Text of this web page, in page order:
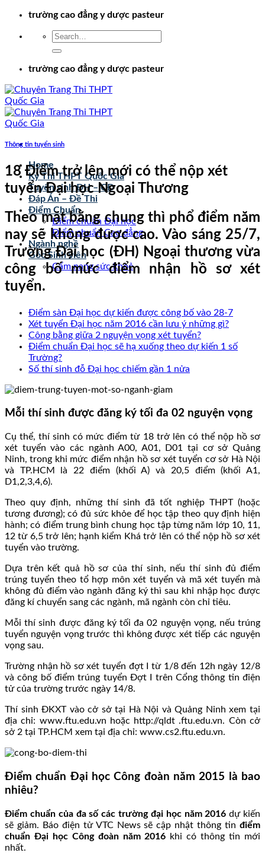
Chuyểntrường cao đẳng y dược pasteur
trường cao đẳng y dược pasteur
Home
Kỳ Thi THPT Quốc Gia
Tuyển sinh ĐH – CĐ
Đáp Án – Đề Thi
Điểm Chuẩn
Điểm chuẩn Đại học
Điểm chuẩn Cao đẳng
Ngành nghề
Góc Sinh viên
Cẩm nang sức khoẻ
Thông tin tuyển sinh
18 Điểm trở lên mới có thể nộp xét
tuyển Đại học Ngoại Thương
Theo mặt bằng chung thì phổ điểm năm
nay sẽ không được cao. Vào sáng 25/7,
Trường Đại học (ĐH) Ngoại thương vừa
công bố mức điểm nhận hồ sơ xét
tuyển.
Điểm sàn Đại học dự kiến được công bố vào 28-7
Xét tuyển Đại học năm 2016 cần lưu ý những gì?
Công bằng giữa 2 nguyện vọng xét tuyển?
Điểm chuẩn Đại học sẽ hạ xuống theo dự kiến 1 số
Trường?
Số thí sinh đỗ Đại học chiếm gần 1 nửa
Mỗi thí sinh được đăng ký tối đa 02 nguyện vọng
Cụ thể, thí sinh có mức điểm từ 18 trở lên có thể nộp hồ sơ
xét tuyển vào các ngành A00, A01, D01 tại cơ sở Quảng
Ninh, trong khi mức điểm nhận hồ sơ xét tuyển cơ sở Hà Nội
và TP.HCM là 22 điểm (khối A) và 20,5 điểm (khối A1,
D1,2,3,4,6).
Theo quy định, những thí sinh đã tốt nghiệp THPT (hoặc
tương đương); có đủ sức khỏe để học tập theo quy định hiện
hành; có điểm trung bình chung học tập từng năm lớp 10, 11,
12 từ 6,5 trở lên; hạnh kiểm Khá trở lên có thể nộp hồ sơ xét
tuyển vào trường.
Dựa trên kết quả hồ sơ của thí sinh, nếu thí sinh đủ điểm
trúng tuyển theo tổ hợp môn xét tuyển và mã xét tuyển mà
không đủ điểm vào ngành đăng ký thì sau khi nhập học được
đăng kí chuyển sang các ngành, mã ngành còn chỉ tiêu.
Mỗi thí sinh được đăng ký tối đa 02 nguyện vọng, nếu trúng
tuyển nguyện vọng trước thì không được xét tiếp các nguyện
vọng sau.
Trường nhận hồ sơ xét tuyển đợt I từ 1/8 đến 12h ngày 12/8
và công bố điểm trúng tuyển Đợt I trên Cổng thông tin điện
tử của trường trước ngày 14/8.
Thí sinh ĐKXT vào cở sở tại Hà Nội và Quảng Ninh xem tại
địa chỉ: www.ftu.edu.vn hoặc http://qldt .ftu.edu.vn. Còn cở
sở 2 tại TP.HCM xem tại địa chỉ: www.cs2.ftu.edu.vn.
Điểm chuẩn Đại học Công đoàn năm 2015 là bao
nhiêu?
Điểm chuẩn của đa số các trường đại học năm 2016 dự kiến
sẽ giảm. Báo điện tử VTC News sẽ cập nhật thông tin điểm
chuẩn Đại học Công đoàn năm 2016 khi có thông tin mới
nhất.